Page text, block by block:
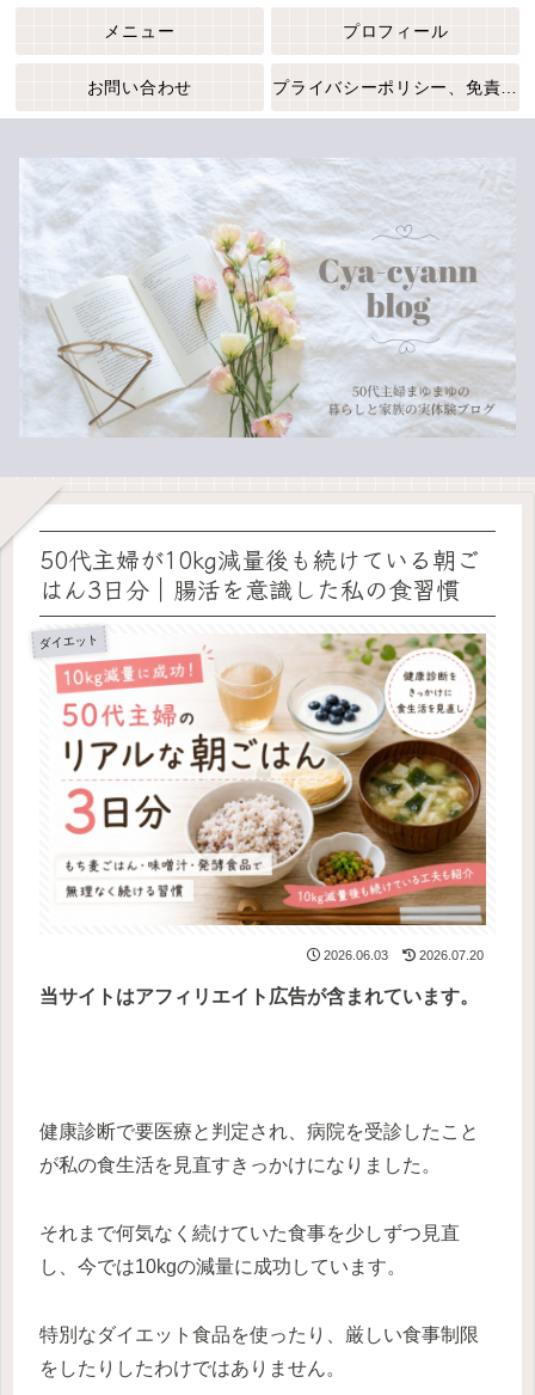
メニュー プロフィール
お問い合わせ
50代主婦が10kg減量後も続けている朝ご
はん3日分｜腸活を意識した私の食習慣
ダイエット
2026.06.03 2026.07.20
当サイトはアフィリエイト広告が含まれています。
健康診断で要医療と判定され、病院を受診したこと
が私の食生活を見直すきっかけになりました。
それまで何気なく続けていた食事を少しずつ見直
し、今では10kgの減量に成功しています。
特別なダイエット食品を使ったり、厳しい食事制限
をしたりしたわけではありません。